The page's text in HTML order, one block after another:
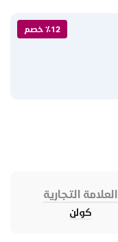
٪12 خصم
العلامة التجارية
كولن